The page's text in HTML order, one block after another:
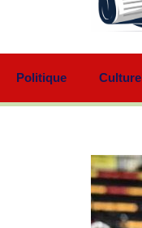
Politique Culture